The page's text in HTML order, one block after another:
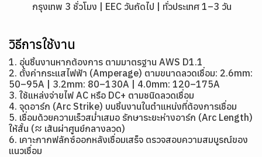
กรุงเทพ 3 ชั่วโมง | EEC วันถัดไป | ทั่วประเทศ 1–3 วัน
วิธีการใช้งาน
1. อุ่นชิ้นงานหากต้องการ ตามมาตรฐาน AWS D1.1
2. ตั้งค่ากระแสไฟฟ้า (Amperage) ตามขนาดลวดเชื่อม: 2.6mm:
50–95A | 3.2mm: 80–130A | 4.0mm: 120–175A
3. ใช้แหล่งจ่ายไฟ AC หรือ DC+ ตามชนิดลวดเชื่อม
4. จุดอาร์ก (Arc Strike) บนชิ้นงานในตำแหน่งที่ต้องการเชื่อม
5. เชื่อมด้วยความเร็วสม่ำเสมอ รักษาระยะห่างอาร์ก (Arc Length)
ให้สั้น (≈ เส้นผ่าศูนย์กลางลวด)
6. เคาะกากฟลักซ์ออกหลังเชื่อมเสร็จ ตรวจสอบความสมบูรณ์ของ
แนวเชื่อม